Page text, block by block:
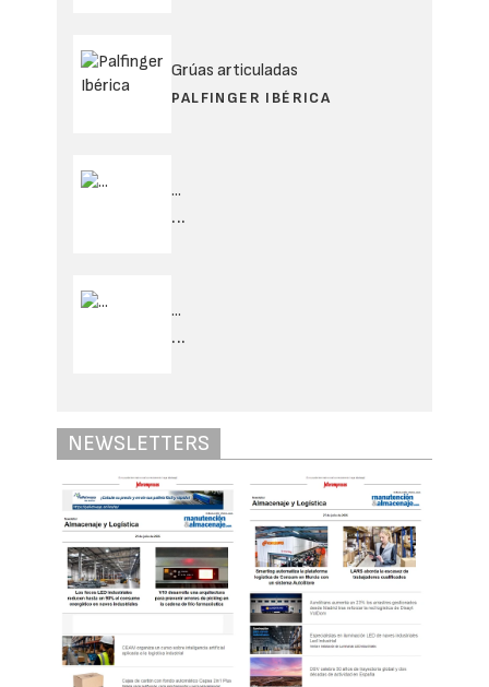
Grúas articuladas
PALFINGER IBÉRICA
...
...
...
...
NEWSLETTERS